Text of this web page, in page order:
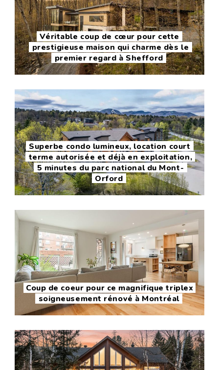
Véritable coup de cœur pour cette
prestigieuse maison qui charme dès le
premier regard à Shefford
Superbe condo lumineux, location court
terme autorisée et déjà en exploitation,
5 minutes du parc national du Mont-
Orford
Coup de coeur pour ce magnifique triplex
soigneusement rénové à Montréal